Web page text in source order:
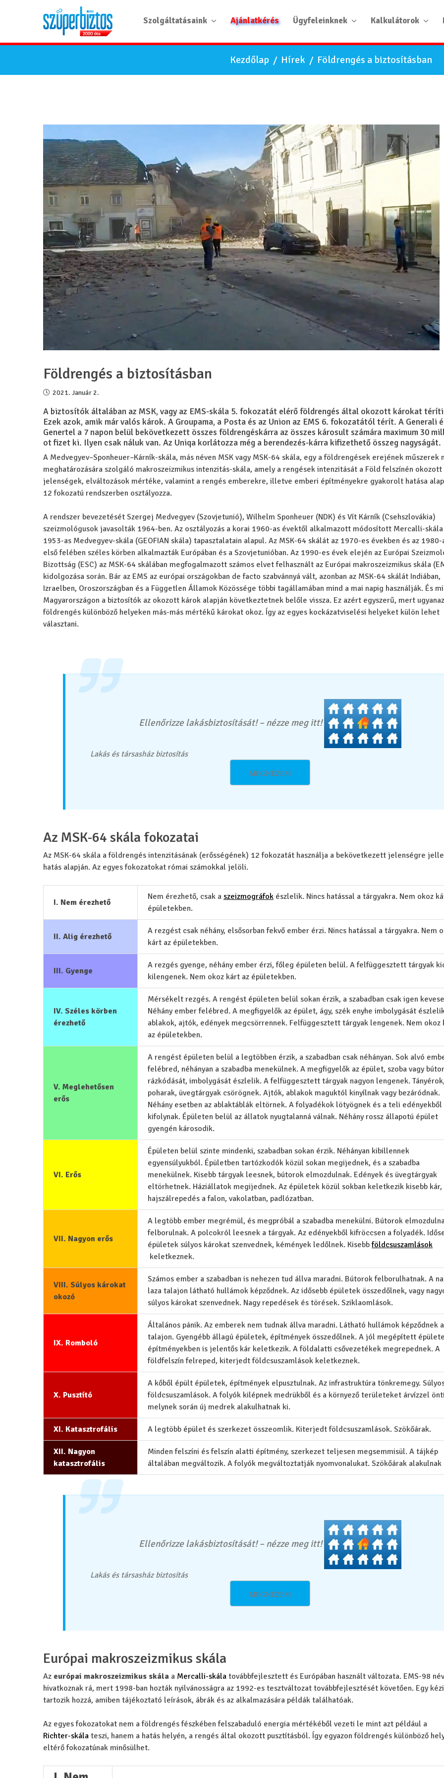
Szolgáltatásaink Ajánlatkérés Ügyfeleinknek Kalkulátorok
Kezdőlap / Hírek / Földrengés a biztosításban
Földrengés a biztosításban
2021. Január 2.
A biztosítók általában az MSK, vagy az EMS-skála 5. fokozatát elérő földrengés által okozott károkat
Ezek azok, amik már valós károk. A Groupama, a Posta és az Union az EMS 6. fokozatától térít. A Generali
Genertel a 7 napon belül bekövetkezett összes földrengéskárra az összes károsult számára maximum 30
ot fizet ki. Ilyen csak náluk van. Az Uniqa korlátozza még a berendezés-kárra kifizethető összeg nagyságát.
A Medvegyev–Sponheuer–Kárník-skála, más néven MSK vagy MSK-64 skála, egy a földrengések erejének műszerek
meghatározására szolgáló makroszeizmikus intenzitás-skála, amely a rengések intenzitását a Föld felszínén okozott
jelenségek, elváltozások mértéke, valamint a rengés emberekre, illetve emberi építményekre gyakorolt hatása
12 fokozatú rendszerben osztályozza.
A rendszer bevezetését Szergej Medvegyev (Szovjetunió), Wilhelm Sponheuer (NDK) és Vít Kárník (Csehszlovákia)
szeizmológusok javasolták 1964-ben. Az osztályozás a korai 1960-as évektől alkalmazott módosított Mercalli-skála
1953-as Medvegyev-skála (GEOFIAN skála) tapasztalatain alapul. Az MSK-64 skálát az 1970-es években és az 1980-
első felében széles körben alkalmazták Európában és a Szovjetunióban. Az 1990-es évek elején az Európai
Bizottság (ESC) az MSK-64 skálában megfogalmazott számos elvet felhasznált az Európai makroszeizmikus skála
kidolgozása során. Bár az EMS az európai országokban de facto szabvánnyá vált, azonban az MSK-64 skálát Indiában,
Izraelben, Oroszországban és a Független Államok Közössége többi tagállamában mind a mai napig használják. És
Magyarországon a biztosítók az okozott károk alapján következtetnek belőle vissza. Ez azért egyszerű, mert
földrengés különböző helyeken más-más mértékű károkat okoz. Így az egyes kockázatviselési helyeket külön lehet
választani.
Ellenőrizze lakásbiztosítását! – nézze meg itt!
Lakás és társasház biztosítás
MEGNÉZEM
Az MSK-64 skála fokozatai
Az MSK-64 skála a földrengés intenzitásának (erősségének) 12 fokozatát használja a bekövetkezett jelenségre
hatás alapján. Az egyes fokozatokat római számokkal jelöli.
I. Nem érezhető
Nem érezhető, csak a szeizmográfok észlelik. Nincs hatással a tárgyakra. Nem okoz
épületekben.
II. Alig érezhető
A rezgést csak néhány, elsősorban fekvő ember érzi. Nincs hatással a tárgyakra. Nem
kárt az épületekben.
III. Gyenge
A rezgés gyenge, néhány ember érzi, főleg épületen belül. A felfüggesztett tárgyak
kilengenek. Nem okoz kárt az épületekben.
IV. Széles körben
érezhető
Mérsékelt rezgés. A rengést épületen belül sokan érzik, a szabadban csak igen
Néhány ember felébred. A megfigyelők az épület, ágy, szék enyhe imbolygását
ablakok, ajtók, edények megcsörrennek. Felfüggesztett tárgyak lengenek. Nem okoz
az épületekben.
V. Meglehetősen
erős
A rengést épületen belül a legtöbben érzik, a szabadban csak néhányan. Sok alvó
felébred, néhányan a szabadba menekülnek. A megfigyelők az épület, szoba vagy
rázkódását, imbolygását észlelik. A felfüggesztett tárgyak nagyon lengenek.
poharak, üvegtárgyak csörögnek. Ajtók, ablakok maguktól kinyílnak vagy bezáródnak.
Néhány esetben az ablaktáblák eltörnek. A folyadékok lötyögnek és a teli edényekből
kifolynak. Épületen belül az állatok nyugtalanná válnak. Néhány rossz állapotú épület
gyengén károsodik.
VI. Erős
Épületen belül szinte mindenki, szabadban sokan érzik. Néhányan kibillennek
egyensúlyukból. Épületben tartózkodók közül sokan megijednek, és a szabadba
menekülnek. Kisebb tárgyak leesnek, bútorok elmozdulnak. Edények és üvegtárgyak
eltörhetnek. Háziállatok megijednek. Az épületek közül sokban keletkezik kisebb kár,
hajszálrepedés a falon, vakolatban, padlózatban.
VII. Nagyon erős
A legtöbb ember megrémül, és megpróbál a szabadba menekülni. Bútorok
felborulnak. A polcokról leesnek a tárgyak. Az edényekből kifröccsen a folyadék.
épületek súlyos károkat szenvednek, kémények ledőlnek. Kisebbföldcsuszamlások
keletkeznek.
VIII. Súlyos károkat
okozó
Számos ember a szabadban is nehezen tud állva maradni. Bútorok felborulhatnak. A
laza talajon látható hullámok képződnek. Az idősebb épületek összedőlnek, vagy
súlyos károkat szenvednek. Nagy repedések és törések. Sziklaomlások.
IX. Romboló
Általános pánik. Az emberek nem tudnak állva maradni. Látható hullámok képződnek
talajon. Gyengébb állagú épületek, építmények összedőlnek. A jól megépített
építményekben is jelentős kár keletkezik. A földalatti csővezetékek megrepednek. A
földfelszín felreped, kiterjedt földcsuszamlások keletkeznek.
X. Pusztító
A kőből épült épületek, építmények elpusztulnak. Az infrastruktúra tönkremegy.
földcsuszamlások. A folyók kilépnek medrükből és a környező területeket árvízzel
melynek során új medrek alakulhatnak ki.
XI. Katasztrofális A legtöbb épület és szerkezet összeomlik. Kiterjedt földcsuszamlások. Szökőárak.
XII. Nagyon
katasztrofális
Minden felszíni és felszín alatti építmény, szerkezet teljesen megsemmisül. A tájkép
általában megváltozik. A folyók megváltoztatják nyomvonalukat. Szökőárak alakulnak
Ellenőrizze lakásbiztosítását! – nézze meg itt!
Lakás és társasház biztosítás
MEGNÉZEM
Európai makroszeizmikus skála
Az európai makroszeizmikus skála a Mercalli-skála továbbfejlesztett és Európában használt változata. EMS-98
hivatkoznak rá, mert 1998-ban hozták nyilvánosságra az 1992-es tesztváltozat továbbfejlesztését követően. Egy
tartozik hozzá, amiben tájékoztató leírások, ábrák és az alkalmazására példák találhatóak.
Az egyes fokozatokat nem a földrengés fészkében felszabaduló energia mértékéből vezeti le mint azt például a
Richter-skála teszi, hanem a hatás helyén, a rengés által okozott pusztításból. Így egyazon földrengés különböző
eltérő fokozatúnak minősülhet.